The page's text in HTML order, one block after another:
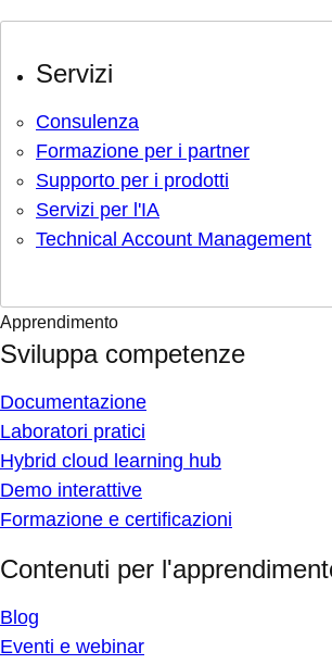
Servizi
Consulenza
Formazione per i partner
Supporto per i prodotti
Servizi per l'IA
Technical Account Management
Apprendimento
Sviluppa competenze
Documentazione
Laboratori pratici
Hybrid cloud learning hub
Demo interattive
Formazione e certificazioni
Contenuti per
Blog
Eventi e webinar